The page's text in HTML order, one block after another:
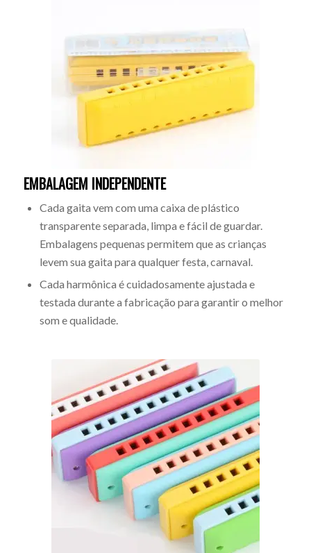
EMBALAGEM INDEPENDENTE
Cada gaita vem com uma caixa de plástico
transparente separada, limpa e fácil de guardar.
Embalagens pequenas permitem que as crianças
levem sua gaita para qualquer festa, carnaval.
Cada harmônica é cuidadosamente ajustada e
testada durante a fabricação para garantir o melhor
som e qualidade.